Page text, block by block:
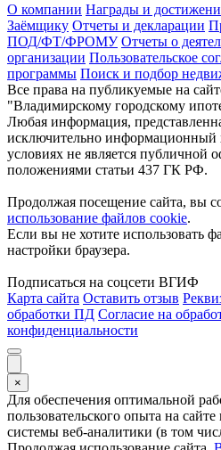
О компании Награды и
Заёмщику Отчеты и декларации
ПОД/ФТ/ФРОМУ Отчеты о
организации Пользовательское
программы Поиск и подбор
Все права на публикуемые на
"Владимирскому городскому
Любая информация,
исключительно информационный
условиях не является публичной
положениями статьи 437 ГК РФ.
Продолжая посещение сайта, вы
использование файлов cookie.
Если вы не хотите использовать
настройки браузера.
Подписаться на соцсети ВГИФ
Карта сайта Оставить отзыв
обработки ПД Согласие на
конфиденциальности
×
Для обеспечения оптимальной
пользовательского опыта на сайте
системы веб-аналитики (в том